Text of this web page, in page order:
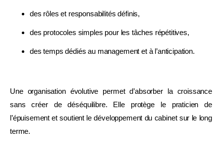
des rôles et responsabilités définis,
des protocoles simples pour les tâches répétitives,
des temps dédiés au management et à l’anticipation.
Une organisation évolutive permet d’absorber la croissance
sans créer de déséquilibre. Elle protège le praticien de
l’épuisement et soutient le développement du cabinet sur le long
terme.